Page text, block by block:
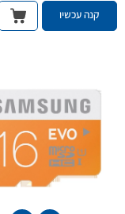
קנה עכשיו